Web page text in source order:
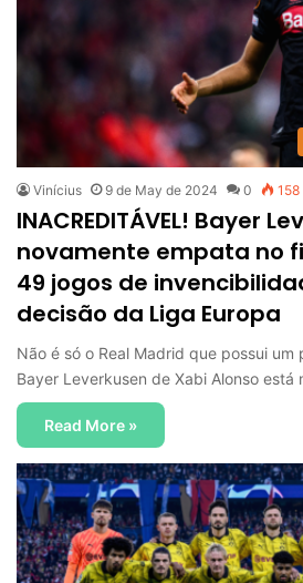
Vinícius 9 de May de 2024 0 158
INACREDITÁVEL! Bayer
novamente empata no
49 jogos de
decisão da Liga Europa
Não é só o Real Madrid que possui um
Bayer Leverkusen de Xabi Alonso está
Read More »